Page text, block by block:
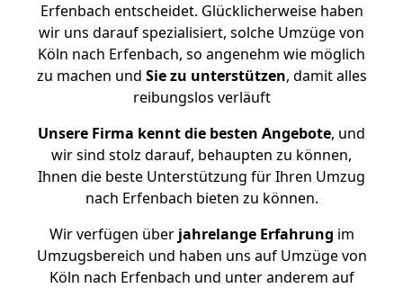
Erfenbach entscheidet. Glücklicherweise haben
wir uns darauf spezialisiert, solche Umzüge von
Köln nach Erfenbach, so angenehm wie möglich
zu machen und Sie zu unterstützen, damit alles
reibungslos verläuft
Unsere Firma kennt die besten Angebote, und
wir sind stolz darauf, behaupten zu können,
Ihnen die beste Unterstützung für Ihren Umzug
nach Erfenbach bieten zu können.
Wir verfügen überjahrelange Erfahrung im
Umzugsbereich und haben uns auf Umzüge von
Köln nach Erfenbach und unter anderem auf